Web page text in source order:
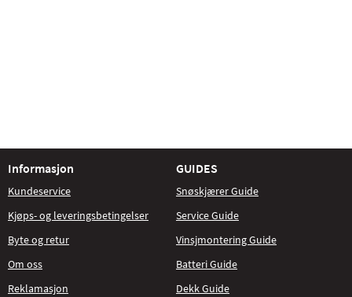
Informasjon
Kundeservice
Kjøps- og leveringsbetingelser
Byte og retur
Om oss
Reklamasjon
GUIDES
Snøskjærer Guide
Service Guide
Vinsjmontering Guide
Batteri Guide
Dekk Guide